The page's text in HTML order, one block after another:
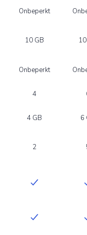
Onbeperkt
10 GB
Onbeperkt
4
4 GB 6
2